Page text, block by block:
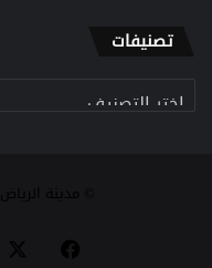
تصنيفات
تصنيفات
© مدينة الرياض 2026, All Rights Reserved
فيسبوك